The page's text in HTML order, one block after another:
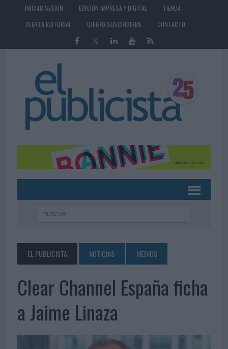
INICIAR SESIÓN EDICIÓN IMPRESA Y DIGITAL
TIENDA
OFERTA EDITORIAL
QUIERO SUSCRIBIRME CONTACTO
EL PUBLICISTA NOTICIAS MEDIOS
Clear Channel España ficha
a Jaime Linaza